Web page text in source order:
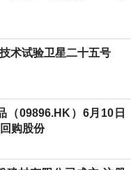
术试验卫星二十五号
（09896.HK）6月10日
购股份